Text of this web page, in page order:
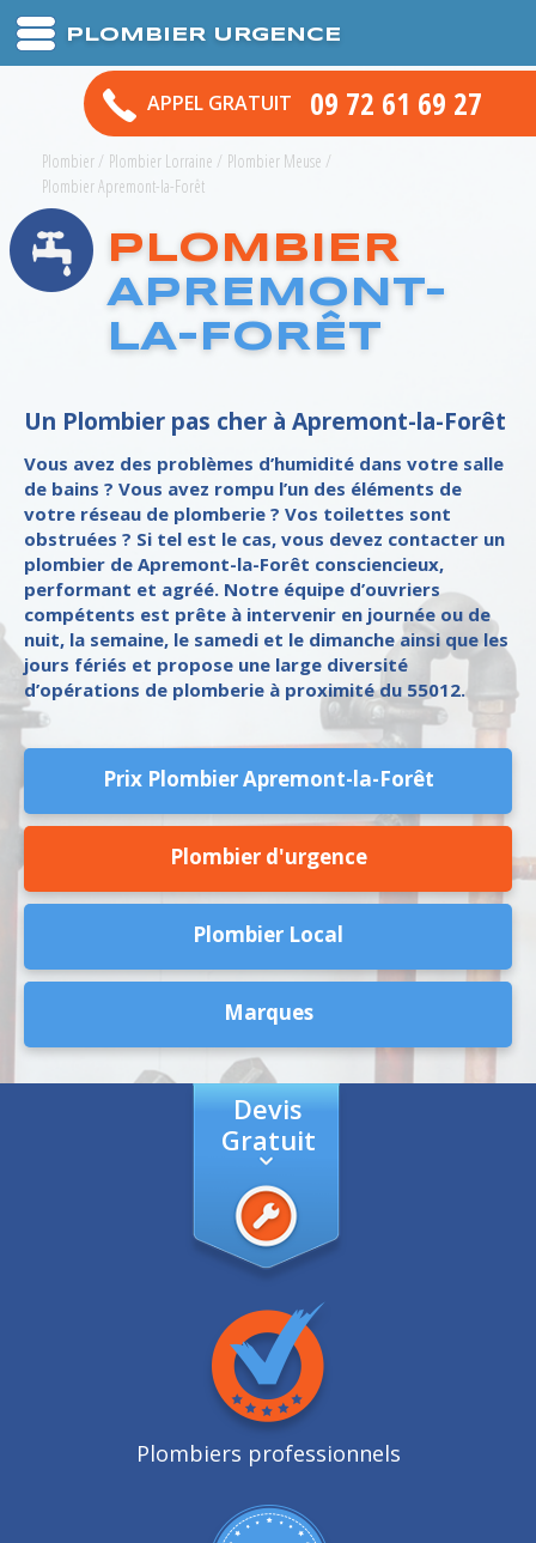
PLOMBIER URGENCE
APPEL GRATUIT 09 72 61 69 27
Plombier/ Plombier Lorraine / Plombier Meuse /
Plombier Apremont-la-Forêt
PLOMBIER
APREMONT-
LA-FORÊT
Un Plombier pas cher à Apremont-la-Forêt
Vous avez des problèmes d’humidité dans votre salle
de bains ? Vous avez rompu l’un des éléments de
votre réseau de plomberie ? Vos toilettes sont
obstruées ? Si tel est le cas, vous devez contacter un
plombier de Apremont-la-Forêt consciencieux,
performant et agréé. Notre équipe d’ouvriers
compétents est prête à intervenir en journée ou de
nuit, la semaine, le samedi et le dimanche ainsi que les
jours fériés et propose une large diversité
d’opérations de plomberie à proximité du 55012.
Prix Plombier Apremont-la-Forêt
Plombier d'urgence
Plombier Local
Marques
Devis
Gratuit
Plombiers professionnels